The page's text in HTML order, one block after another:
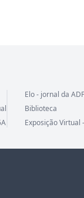
Elo - jornal da
Biblioteca
Exposição Virtual